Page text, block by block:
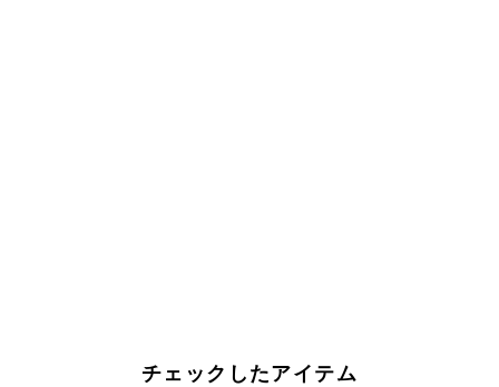
チェックしたアイテム